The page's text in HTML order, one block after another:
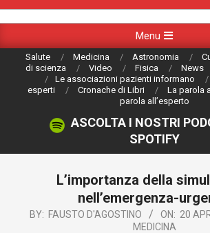
Navigation
Menu
Salute Medicina Astronomia
di scienza
Video Fisica News
Le associazioni pazienti informano
esperti
Cronache di Libri La parola
parola all’esperto
ASCOLTA I NOSTRI
SPOTIFY
L’importanza della
nell’emergenza-
BY: FAUSTO D'AGOSTINO ON: 20
MEDICINA